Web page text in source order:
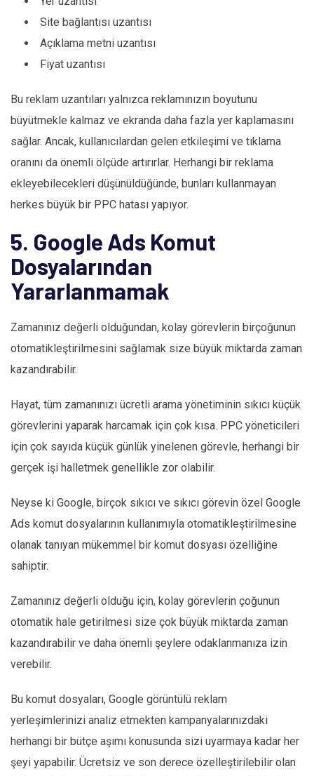
Site bağlantısı uzantısı
Açıklama metni uzantısı
Fiyat uzantısı
Bu reklam uzantıları yalnızca reklamınızın boyutunu
büyütmekle kalmaz ve ekranda daha fazla yer kaplamasını
sağlar. Ancak, kullanıcılardan gelen etkileşimi ve tıklama
oranını da önemli ölçüde artırırlar. Herhangi bir reklama
ekleyebilecekleri düşünüldüğünde, bunları kullanmayan
herkes büyük bir PPC hatası yapıyor.
5. Google Ads Komut
Dosyalarından
Yararlanmamak
Zamanınız değerli olduğundan, kolay görevlerin birçoğunun
otomatikleştirilmesini sağlamak size büyük miktarda zaman
kazandırabilir.
Hayat, tüm zamanınızı ücretli arama yönetiminin sıkıcı küçük
görevlerini yaparak harcamak için çok kısa. PPC yöneticileri
için çok sayıda küçük günlük yinelenen görevle, herhangi bir
gerçek işi halletmek genellikle zor olabilir.
Neyse ki Google, birçok sıkıcı ve sıkıcı görevin özel Google
Ads komut dosyalarının kullanımıyla otomatikleştirilmesine
olanak tanıyan mükemmel bir komut dosyası özelliğine
sahiptir.
Zamanınız değerli olduğu için, kolay görevlerin çoğunun
otomatik hale getirilmesi size çok büyük miktarda zaman
kazandırabilir ve daha önemli şeylere odaklanmanıza izin
verebilir.
Bu komut dosyaları, Google görüntülü reklam
yerleşimlerinizi analiz etmekten kampanyalarınızdaki
herhangi bir bütçe aşımı konusunda sizi uyarmaya kadar her
şeyi yapabilir. Ücretsiz ve son derece özelleştirilebilir olan